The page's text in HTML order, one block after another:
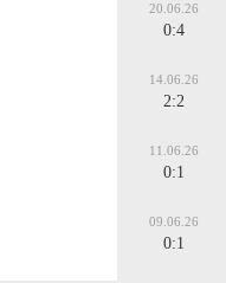
20.06.26
0:4
14.06.26
2:2
11.06.26
0:1
09.06.26
0:1